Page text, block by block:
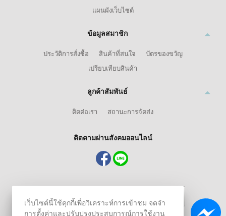
แผนผังเว็บไซต์
ข้อมูลสมาชิก
ประวัติการสั่งซื้อ สินค้าที่สนใจ
บัตรของขวัญ
เปรียบเทียบสินค้า
ลูกค้าสัมพันธ์
ติดต่อเรา สถานะการจัดส่ง
ติดตามผ่านสังคมออนไลน์
เว็บไซต์นี้ใช้คุกกี้เพื่อวิเคราะห์การเข้าชม จดจำ
การตั้งค่าและปรับปรุงประสบการณ์การใช้งาน